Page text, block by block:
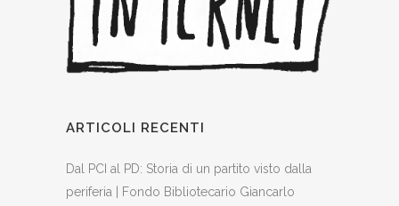
ARTICOLI RECENTI
Dal PCI al PD: Storia di un partito visto dalla
periferia | Fondo Bibliotecario Giancarlo